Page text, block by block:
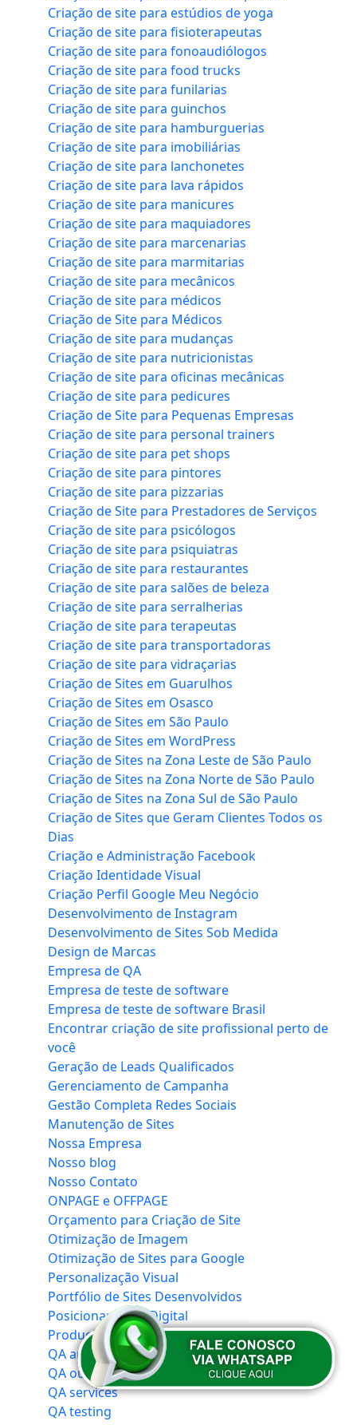
Criação de site para estúdios de yoga
Criação de site para fisioterapeutas
Criação de site para fonoaudiólogos
Criação de site para food trucks
Criação de site para funilarias
Criação de site para guinchos
Criação de site para hamburguerias
Criação de site para imobiliárias
Criação de site para lanchonetes
Criação de site para lava rápidos
Criação de site para manicures
Criação de site para maquiadores
Criação de site para marcenarias
Criação de site para marmitarias
Criação de site para mecânicos
Criação de site para médicos
Criação de Site para Médicos
Criação de site para mudanças
Criação de site para nutricionistas
Criação de site para oficinas mecânicas
Criação de site para pedicures
Criação de Site para Pequenas Empresas
Criação de site para personal trainers
Criação de site para pet shops
Criação de site para pintores
Criação de site para pizzarias
Criação de Site para Prestadores de Serviços
Criação de site para psicólogos
Criação de site para psiquiatras
Criação de site para restaurantes
Criação de site para salões de beleza
Criação de site para serralherias
Criação de site para terapeutas
Criação de site para transportadoras
Criação de site para vidraçarias
Criação de Sites em Guarulhos
Criação de Sites em Osasco
Criação de Sites em São Paulo
Criação de Sites em WordPress
Criação de Sites na Zona Leste de São Paulo
Criação de Sites na Zona Norte de São Paulo
Criação de Sites na Zona Sul de São Paulo
Criação de Sites que Geram Clientes Todos os
Dias
Criação e Administração Facebook
Criação Identidade Visual
Criação Perfil Google Meu Negócio
Desenvolvimento de Instagram
Desenvolvimento de Sites Sob Medida
Design de Marcas
Empresa de QA
Empresa de teste de software
Empresa de teste de software Brasil
Encontrar criação de site profissional perto de
você
Geração de Leads Qualificados
Gerenciamento de Campanha
Gestão Completa Redes Sociais
Manutenção de Sites
Nossa Empresa
Nosso blog
Nosso Contato
ONPAGE e OFFPAGE
Orçamento para Criação de Site
Otimização de Imagem
Otimização de Sites para Google
Personalização Visual
Portfólio de Sites Desenvolvidos
Posicionamento Digital
Produção de Conteúdo
QA automation
QA outsourcing
QA services
QA testing